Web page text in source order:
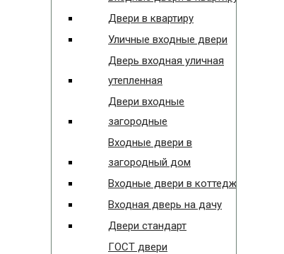
Двери в квартиру
Уличные входные двери
Дверь входная уличная
утепленная
Двери входные
загородные
Входные двери в
загородный дом
Входные двери в коттедж
Входная дверь на дачу
Двери стандарт
ГОСТ двери